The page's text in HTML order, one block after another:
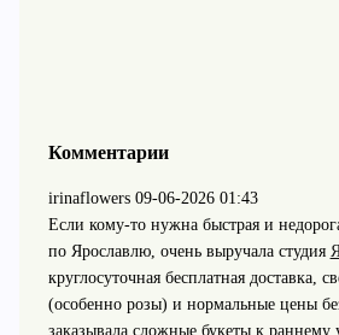
Комментарии
irinaflowers 09-06-2026 01:43
Если кому-то нужна быстрая и
по Ярославлю, очень выручала студия
круглосуточная бесплатная доставка,
(особенно розы) и нормальные цены
заказывала сложные букеты к